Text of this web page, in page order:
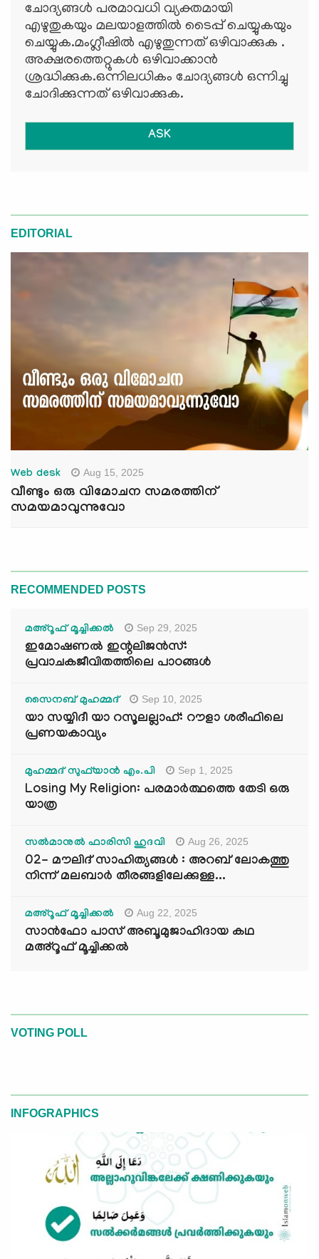
ചോദ്യങ്ങള്‍ പരമാവധി വ്യക്തമായി
എഴുതുകയും മലയാളത്തില്‍ ടൈപ്പ് ചെയ്യുകയും
ചെയ്യുക.മംഗ്ലീഷില്‍ എഴുതുന്നത് ഒഴിവാക്കുക .
അക്ഷരത്തെറ്റുകള്‍ ഒഴിവാക്കാന്‍
ശ്രദ്ധിക്കുക.ഒന്നിലധികം ചോദ്യങ്ങള്‍ ഒന്നിച്ചു
ചോദിക്കുന്നത് ഒഴിവാക്കുക.
ASK
EDITORIAL
Web desk Aug 15, 2025
വീണ്ടും ഒരു വിമോചന സമരത്തിന്
സമയമാവുന്നുവോ
RECOMMENDED POSTS
മഅ്റൂഫ് മൂച്ചിക്കല്‍ Sep 29, 2025
ഇമോഷണൽ ഇന്റലിജൻസ്:
പ്രവാചകജീവിതത്തിലെ പാഠങ്ങൾ
സൈനബ് മുഹമ്മദ് Sep 10, 2025
യാ സയ്യിദീ യാ റസൂലല്ലാഹ്: റൗളാ ശരീഫിലെ
പ്രണയകാവ്യം
മുഹമ്മദ് സുഫ്‌യാൻ എം.പി Sep 1, 2025
Losing My Religion: പരമാർത്ഥത്തെ തേടി ഒരു
യാത്ര
സൽമാനുൽ ഫാരിസി ഹുദവി Aug 26, 2025
02- മൗലിദ് സാഹിത്യങ്ങൾ : അറബ് ലോകത്തു
നിന്ന് മലബാർ തീരങ്ങളിലേക്കുള്ള...
മഅ്റൂഫ് മൂച്ചിക്കല്‍ Aug 22, 2025
സാൻഫോ പാസ് അബൂമുജാഹിദായ കഥ
മഅ്റൂഫ് മൂച്ചിക്കല്‍
VOTING POLL
INFOGRAPHICS